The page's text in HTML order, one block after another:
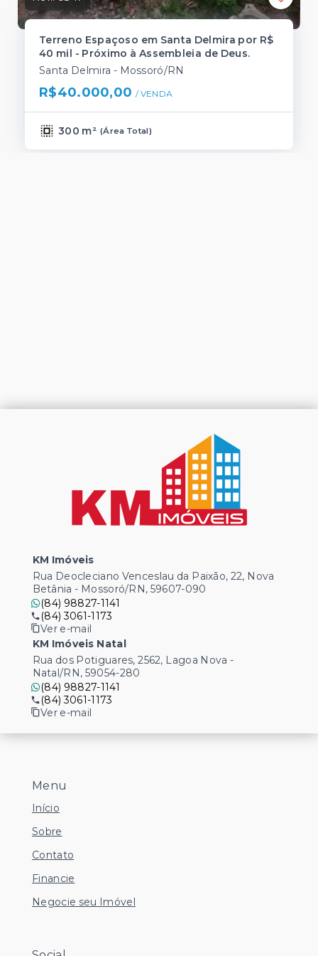
Terreno Espaçoso em Santa Delmira por R$
40 mil - Próximo à Assembleia de Deus.
Santa Delmira - Mossoró/RN
R$40.000,00 / VENDA
300 m² (Área Total)
Menu
Início
Sobre
Contato
Financie
Negocie seu Imóvel
KM Imóveis
Rua Deocleciano Venceslau da Paixão, 22, Nova
Betânia - Mossoró/RN, 59607-090
(84) 98827-1141
(84) 3061-1173
Ver e-mail
KM Imóveis Natal
Rua dos Potiguares, 2562, Lagoa Nova -
Natal/RN, 59054-280
(84) 98827-1141
(84) 3061-1173
Ver e-mail